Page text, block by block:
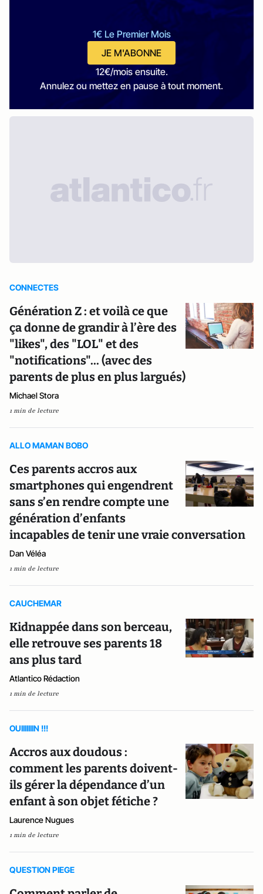
1€ Le Premier Mois
JE M'ABONNE
12€/mois ensuite.
Annulez ou mettez en pause à tout moment.
CONNECTES
Génération Z : et voilà ce que
ça donne de grandir à l’ère des
"likes", des "LOL" et des
"notifications"... (avec des
parents de plus en plus largués)
Michael Stora
1 min de lecture
ALLO MAMAN BOBO
Ces parents accros aux
smartphones qui engendrent
sans s’en rendre compte une
génération d’enfants
incapables de tenir une vraie conversation
Dan Véléa
1 min de lecture
CAUCHEMAR
Kidnappée dans son berceau,
elle retrouve ses parents 18
ans plus tard
Atlantico Rédaction
1 min de lecture
OUIIIIIIIN !!!
Accros aux doudous :
comment les parents doivent-
ils gérer la dépendance d’un
enfant à son objet fétiche ?
Laurence Nugues
1 min de lecture
QUESTION PIEGE